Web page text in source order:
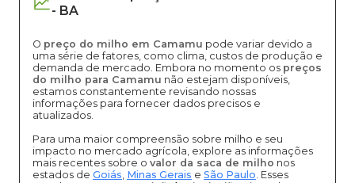
- BA
O preço do milho em Camamu pode variar devido a
uma série de fatores, como clima, custos de produção e
demanda de mercado. Embora no momento os preços
do milho para Camamu não estejam disponíveis,
estamos constantemente revisando nossas
informações para fornecer dados precisos e
atualizados.
Para uma maior compreensão sobre milho e seu
impacto no mercado agrícola, explore as informações
mais recentes sobre o valor da saca de milho nos
estados de Goiás, Minas Gerais e São Paulo. Esses